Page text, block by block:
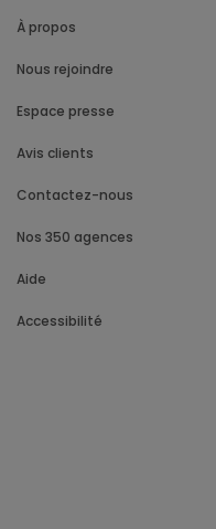
À propos
Nous rejoindre
Espace presse
Avis clients
Contactez-nous
Nos 350 agences
Aide
Accessibilité